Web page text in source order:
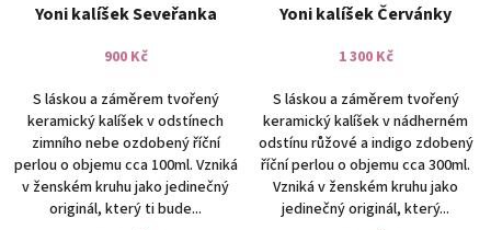
Yoni kalíšek Seveřanka
900 Kč
S láskou a záměrem tvořený
keramický kalíšek v odstínech
zimního nebe ozdobený říční
perlou o objemu cca 100ml. Vzniká
v ženském kruhu jako jedinečný
originál, který ti bude...
Yoni kalíšek Červánky
1 300 Kč
S láskou a záměrem tvořený
keramický kalíšek v nádherném
odstínu růžové a indigo zdobený
říční perlou o objemu cca 300ml.
Vzniká v ženském kruhu jako
jedinečný originál, který...